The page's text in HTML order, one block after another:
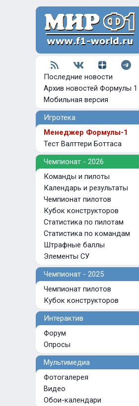
Последние новости
Архив новостей Формулы 1
Мобильная версия
Игротека
Менеджер Формулы-1
Тест Валттери Боттаса
Чемпионат - 2026
Команды и пилоты
Календарь и результаты
Чемпионат пилотов
Кубок конструкторов
Статистика по пилотам
Статистика по командам
Штрафные баллы
Элементы СУ
Чемпионат - 2025
Чемпионат пилотов
Кубок конструкторов
Интерактив
Форум
Опросы
Мультимедиа
Фотогалерея
Видео
Обои-календари